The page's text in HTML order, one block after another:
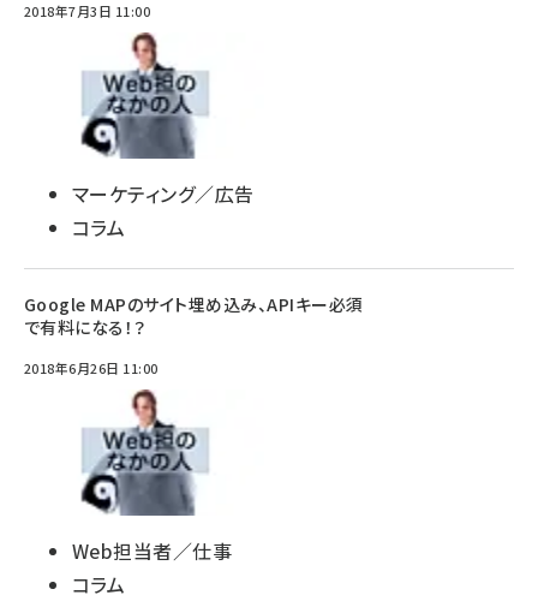
2018年7月3日 11:00
マーケティング／広告
コラム
Google MAPのサイト埋め込み、APIキー必須
で有料になる！？
2018年6月26日 11:00
Web担当者／仕事
コラム